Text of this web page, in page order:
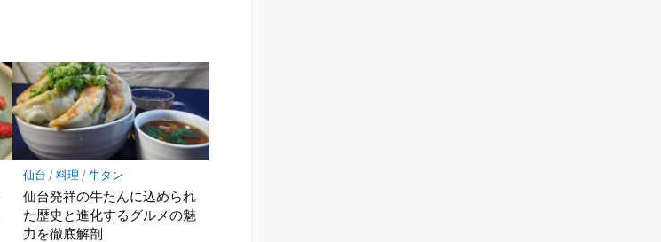
仙台 /料理/牛タン
仙台発祥の牛たんに込められ
た歴史と進化するグルメの魅
力を徹底解剖